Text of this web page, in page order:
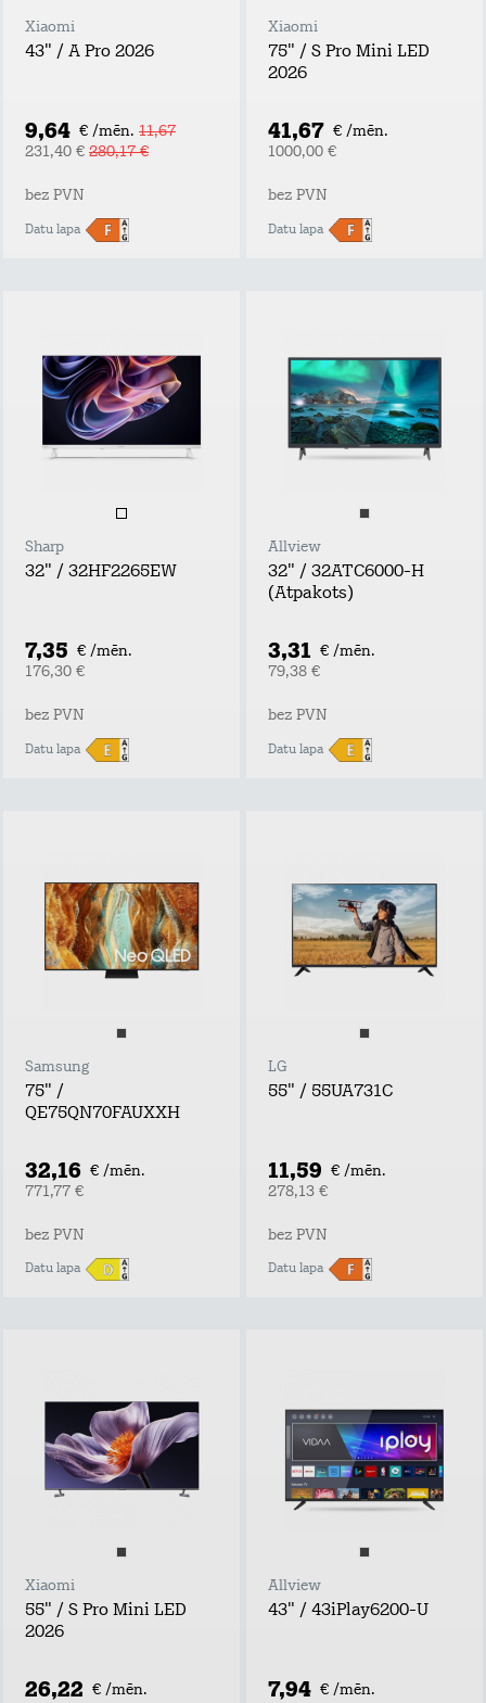
Xiaomi
43" / A Pro 2026
9,64 € /mēn. 11,67
231,40 € 280,17 €
bez PVN
Datu lapa
Xiaomi
75" / S Pro Mini LED
2026
41,67 € /mēn.
1000,00 €
bez PVN
Datu lapa
Sharp
32" / 32HF2265EW
7,35 € /mēn.
176,30 €
bez PVN
Datu lapa
Allview
32" / 32ATC6000-H
(Atpakots)
3,31 € /mēn.
79,38 €
bez PVN
Datu lapa
Samsung
75" /
QE75QN70FAUXXH
32,16 € /mēn.
771,77 €
bez PVN
Datu lapa
LG
55" / 55UA731C
11,59 € /mēn.
278,13 €
bez PVN
Datu lapa
Xiaomi
55" / S Pro Mini LED
2026
26,22 € /mēn.
Allview
43" / 43iPlay6200-U
7,94 € /mēn.